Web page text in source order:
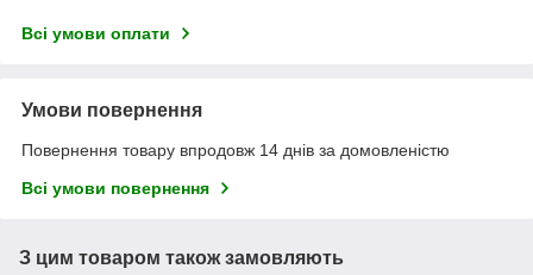
Всі умови оплати
Умови повернення
Повернення товару впродовж 14 днів за домовленістю
Всі умови повернення
З цим товаром також замовляють